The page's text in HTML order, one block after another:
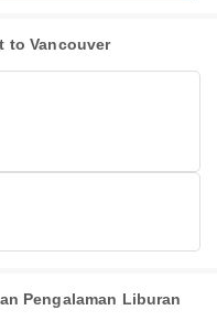
to Vancouver
Pengalaman Liburan